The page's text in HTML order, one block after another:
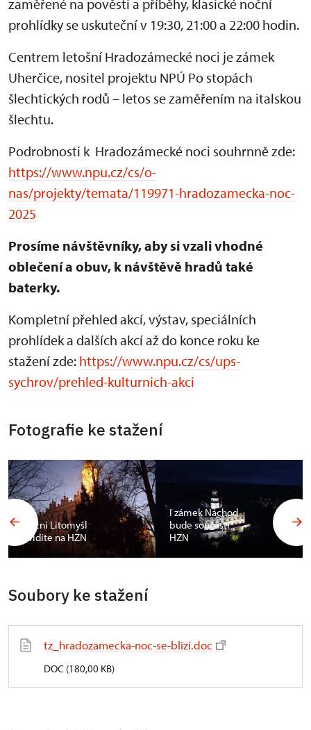
zaměřené na pověsti a příběhy, klasické noční
prohlídky se uskuteční v 19:30, 21:00 a 22:00 hodin.
Centrem letošní Hradozámecké noci je zámek
Uherčice, nositel projektu NPÚ Po stopách
šlechtických rodů – letos se zaměřením na italskou
šlechtu.
Podrobnosti k Hradozámecké noci souhrnně zde:
https://www.npu.cz/cs/o-
nas/projekty/temata/119971-hradozamecka-noc-
2025
Prosíme návštěvníky, aby si vzali vhodné
oblečení a obuv, k návštěvě hradů také
baterky.
Kompletní přehled akcí, výstav, speciálních
prohlídek a dalších akcí až do konce roku ke
stažení zde: https://www.npu.cz/cs/ups-
sychrov/prehled-kulturnich-akci
Fotografie ke stažení
Noční Litomyšl
uvidíte na HZN
I zámek Náchod
bude součástí
HZN
Soubory ke stažení
tz_hradozamecka-noc-se-blizi.doc
DOC (180,00 KB)